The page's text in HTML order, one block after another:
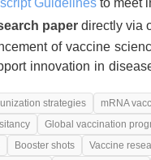
Guidelines to meet
paper directly via
of vaccine
innovation in
strategies mRNA
Global vaccination
Booster shots Vaccine